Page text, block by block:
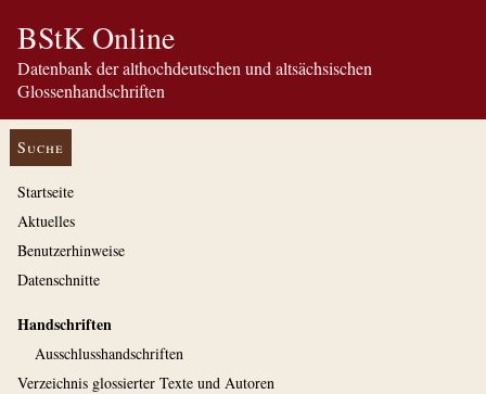
BStK Online
Datenbank der althochdeutschen und altsächsischen
Glossenhandschriften
Suche
Startseite
Aktuelles
Benutzerhinweise
Datenschnitte
Handschriften
Ausschluss­handschriften
Verzeichnis glossierter Texte und Autoren